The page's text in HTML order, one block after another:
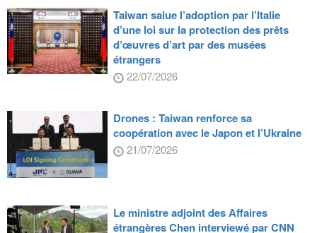
Taiwan salue l’adoption par l’Italie
d’une loi sur la protection des prêts
d’œuvres d’art par des musées
étrangers
22/07/2026
Drones : Taiwan renforce sa
coopération avec le Japon et l’Ukraine
21/07/2026
Le ministre adjoint des Affaires
étrangères Chen interviewé par CNN